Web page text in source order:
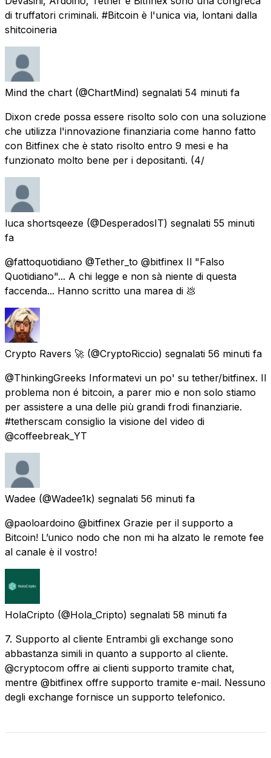
di truffatori criminali. #Bitcoin è l'unica via, lontani dalla
shitcoineria
Mind the chart (@ChartMind) segnalati 54 minuti fa
Dixon crede possa essere risolto solo con una soluzione
che utilizza l'innovazione finanziaria come hanno fatto
con Bitfinex che è stato risolto entro 9 mesi e ha
funzionato molto bene per i depositanti. (4/
luca shortsqeeze (@DesperadosIT) segnalati 55 minuti
fa
@fattoquotidiano @Tether_to @bitfinex Il "Falso
Quotidiano"... A chi legge e non sà niente di questa
faccenda... Hanno scritto una marea di 💩
Crypto Ravers 🚀 (@CryptoRiccio) segnalati 56 minuti fa
@ThinkingGreeks Informatevi un po' su tether/bitfinex. Il
problema non é bitcoin, a parer mio e non solo stiamo
per assistere a una delle più grandi frodi finanziarie.
#tetherscam consiglio la visione del video di
@coffeebreak_YT
Wadee (@Wadee1k) segnalati 56 minuti fa
@paoloardoino @bitfinex Grazie per il supporto a
Bitcoin! L’unico nodo che non mi ha alzato le remote fee
al canale è il vostro!
HolaCripto (@Hola_Cripto) segnalati 58 minuti fa
7. Supporto al cliente Entrambi gli exchange sono
abbastanza simili in quanto a supporto al cliente.
@cryptocom offre ai clienti supporto tramite chat,
mentre @bitfinex offre supporto tramite e-mail. Nessuno
degli exchange fornisce un supporto telefonico.